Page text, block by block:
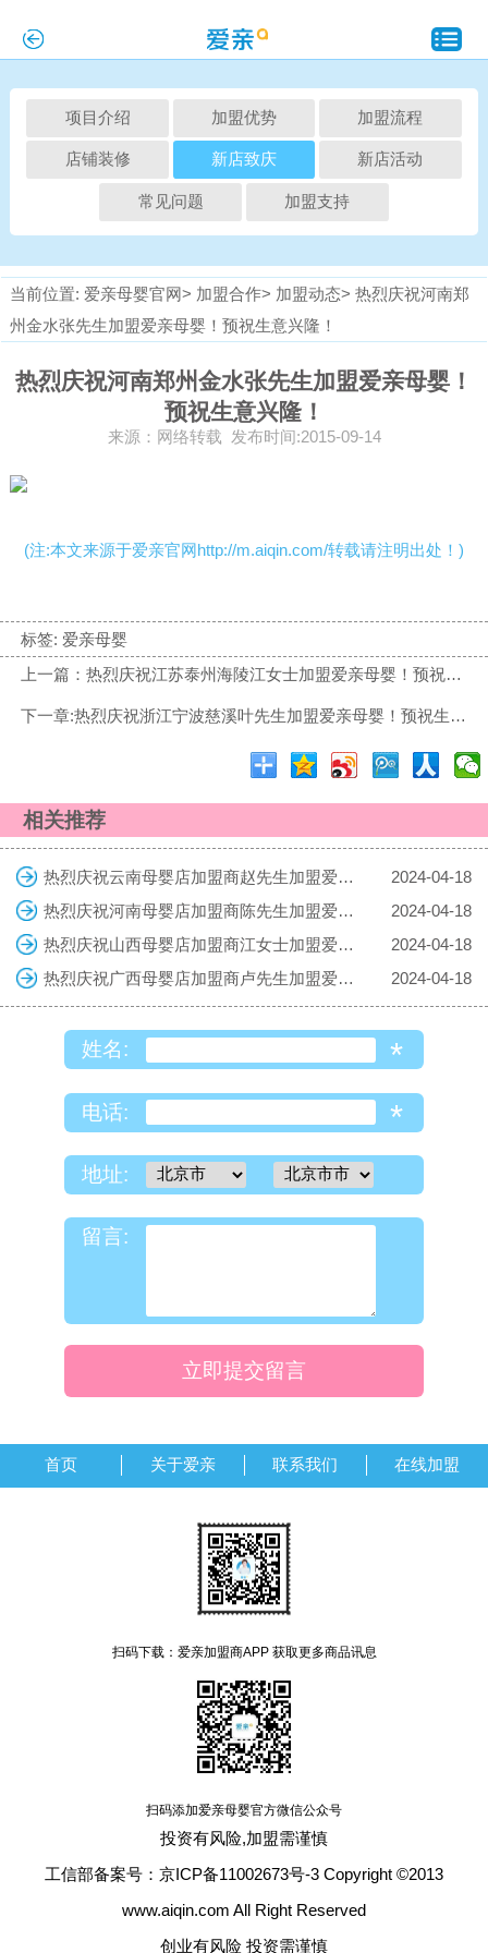
项目介绍 加盟优势 加盟流程
店铺装修 新店致庆 新店活动
常见问题 加盟支持
当前位置: 爱亲母婴官网> 加盟合作> 加盟动态> 热烈庆祝河南郑
州金水张先生加盟爱亲母婴！预祝生意兴隆！
热烈庆祝河南郑州金水张先生加盟爱亲母婴！
预祝生意兴隆！
来源：网络转载 发布时间:2015-09-14
(注:本文来源于爱亲官网http://m.aiqin.com/转载请注明出处！)
标签: 爱亲母婴
上一篇：热烈庆祝江苏泰州海陵江女士加盟爱亲母婴！预祝生意兴隆！
下一章:热烈庆祝浙江宁波慈溪叶先生加盟爱亲母婴！预祝生意兴隆！
相关推荐
热烈庆祝云南母婴店加盟商赵先生加盟爱亲母婴！预祝生意兴隆！
2024-04-18
热烈庆祝河南母婴店加盟商陈先生加盟爱亲母婴！预祝生意兴隆！
2024-04-18
热烈庆祝山西母婴店加盟商江女士加盟爱亲母婴！预祝生意兴隆！
2024-04-18
热烈庆祝广西母婴店加盟商卢先生加盟爱亲母婴！预祝生意兴隆！
2024-04-18
姓名: *
电话: *
地址:
留言:
立即提交留言
首页 关于爱亲 联系我们 在线加盟
扫码下载：爱亲加盟商APP 获取更多商品讯息
扫码添加爱亲母婴官方微信公众号
投资有风险,加盟需谨慎
工信部备案号：京ICP备11002673号-3 Copyright ©2013
www.aiqin.com All Right Reserved
创业有风险 投资需谨慎